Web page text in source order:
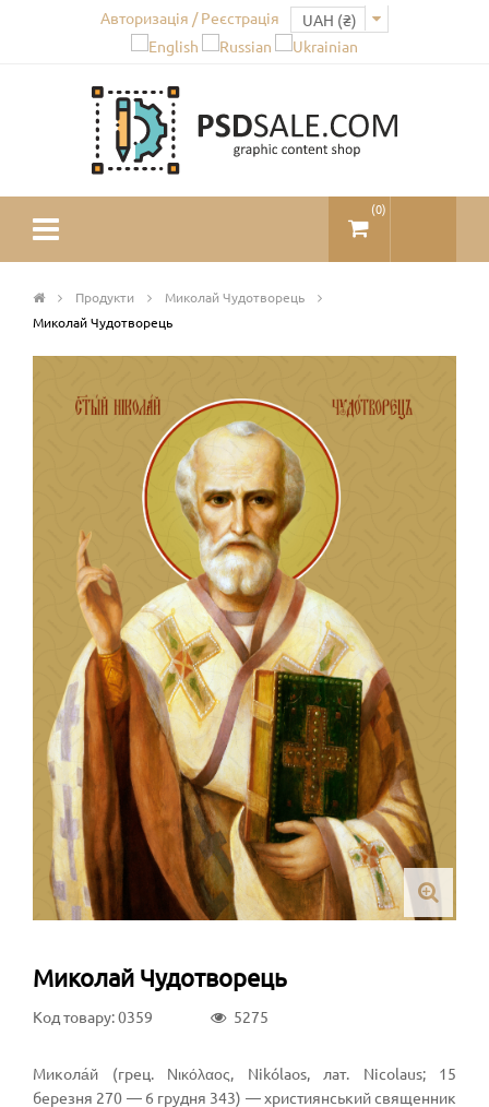
Авторизація / Реєстрація
(0)
Продукти
Миколай Чудотворець
Миколай Чудотворець
Миколай Чудотворець
Код товару: 0359 5275
Микола́й (грец. Νικόλαος, Nikólaos, лат. Nicolaus; 15
березня 270 — 6 грудня 343) — християнський священник